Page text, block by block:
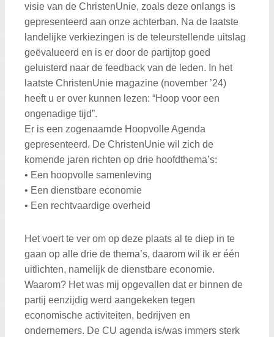
visie van de ChristenUnie, zoals deze onlangs is
gepresenteerd aan onze achterban. Na de laatste
landelijke verkiezingen is de teleurstellende uitslag
geëvalueerd en is er door de partijtop goed
geluisterd naar de feedback van de leden. In het
laatste ChristenUnie magazine (november ’24)
heeft u er over kunnen lezen: “Hoop voor een
ongenadige tijd”.
Er is een zogenaamde Hoopvolle Agenda
gepresenteerd. De ChristenUnie wil zich de
komende jaren richten op drie hoofdthema’s:
• Een hoopvolle samenleving
• Een dienstbare economie
• Een rechtvaardige overheid
Het voert te ver om op deze plaats al te diep in te
gaan op alle drie de thema’s, daarom wil ik er één
uitlichten, namelijk de dienstbare economie.
Waarom? Het was mij opgevallen dat er binnen de
partij eenzijdig werd aangekeken tegen
economische activiteiten, bedrijven en
ondernemers. De CU agenda is/was immers sterk